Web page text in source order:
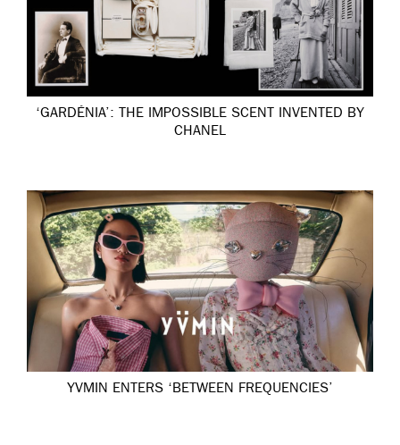
‘GARDÉNIA’: THE IMPOSSIBLE SCENT INVENTED BY
CHANEL
YVMIN ENTERS ‘BETWEEN FREQUENCIES’